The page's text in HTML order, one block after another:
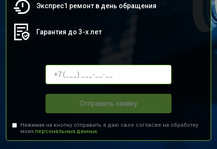
Экспрес1 ремонт в день обращения
Гарантия до 3-х лет
Отправить заявку
Нажимая на кнопку отправить я даю свое согласие на обработку
моих персональных данных.